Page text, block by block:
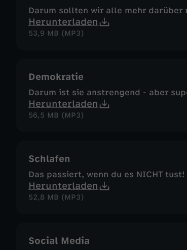
Darum sollten wir alle mehr darüber
Herunterladen
53,9 MB (MP3)
Demokratie
Darum ist sie anstrengend - aber
Herunterladen
56,5 MB (MP3)
Schlafen
Das passiert, wenn du es NICHT tust!
Herunterladen
52,8 MB (MP3)
Social Media